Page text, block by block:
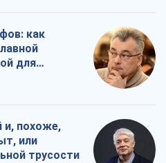
как
для
и, похоже,
или
трусости